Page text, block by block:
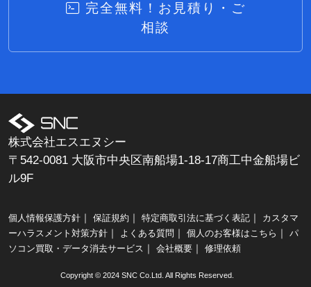
完全無料！お見積り・ご
相談
株式会社エスエヌシー
〒542-0081 大阪市中央区南船場1-18-17商工中金船場ビ
ル9F
個人情報保護方針 ｜ 保証規約 ｜ 特定商取引法に基づく表記 ｜
カスタマ
ーハラスメント対策方針 ｜ よくある質問 ｜ 個人のお客様はこちら ｜ パ
ソコン買取・データ消去サービス ｜ 会社概要 ｜ 修理依頼
Copyright © 2024 SNC Co.Ltd. All Rights Reserved.